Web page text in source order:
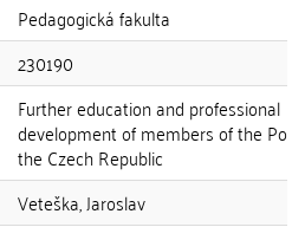
Pedagogická fakulta
230190
Further education and professional
development of members of the
the Czech Republic
Veteška, Jaroslav